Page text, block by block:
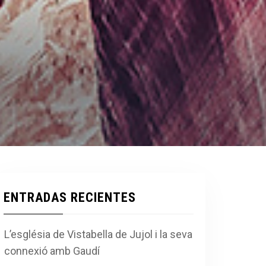
ENTRADAS RECIENTES
L’església de Vistabella de Jujol i la seva
connexió amb Gaudí